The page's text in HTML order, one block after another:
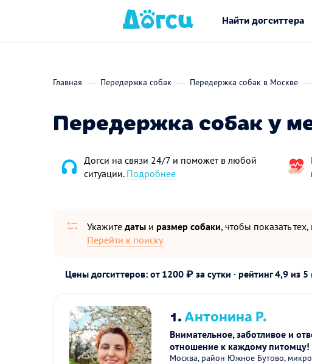
Найти догситтера
Главная Передержка собак Передержка собак в Москве
Передержка собак у
Догси на связи 24/7 и поможет в любой
ситуации. Подробнее
Укажите даты и размер собаки, чтобы показать
Перейти к поиску
Цены догситтеров: от 1200 ₽ за сутки · рейтинг4,9 из 5
1.Антонина Р.
Внимательное, заботливое и
отношение к каждому питомцу!
Москва, район Южное Бутово,